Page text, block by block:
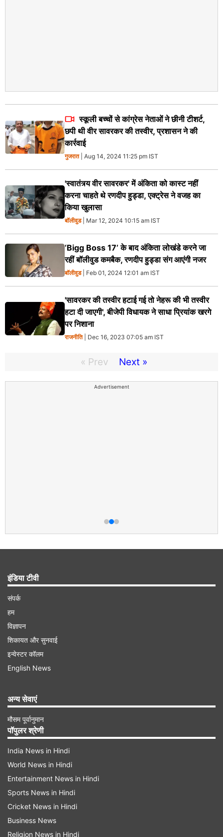
स्कूली बच्चों से कांग्रेस नेताओं ने छीनी टीशर्ट,
छपी थी वीर सावरकर की तस्वीर, प्रशासन ने की
कार्रवाई
गुजरात| Aug 14, 2024 11:25 pm IST
'स्वातंत्र्य वीर सावरकर' में अंकिता को कास्ट नहीं
करना चाहते थे रणदीप हुड्डा, एक्ट्रेस ने वजह का
किया खुलासा
बॉलीवुड| Mar 12, 2024 10:15 am IST
‘Bigg Boss 17’ के बाद अंकिता लोखंडे करने जा
रहीं बॉलीवुड कमबैक, रणदीप हुड्डा संग आएंगी नजर
बॉलीवुड| Feb 01, 2024 12:01 am IST
'सावरकर की तस्वीर हटाई गई तो नेहरू की भी तस्वीर
हटा दी जाएगी', बीजेपी विधायक ने साधा प्रियांक खरगे
पर निशाना
राजनीति| Dec 16, 2023 07:05 am IST
« Prev Next »
Advertisement
इंडिया टीवी
संपर्क
हम
विज्ञापन
शिकायत और सुनवाई
इन्वेस्टर कॉलम
English News
अन्य सेवाएं
मौसम पूर्वानुमान
पॉपुलर श्रेणी
India News in Hindi
World News in Hindi
Entertainment News in Hindi
Sports News in Hindi
Cricket News in Hindi
Business News
Religion News in Hindi